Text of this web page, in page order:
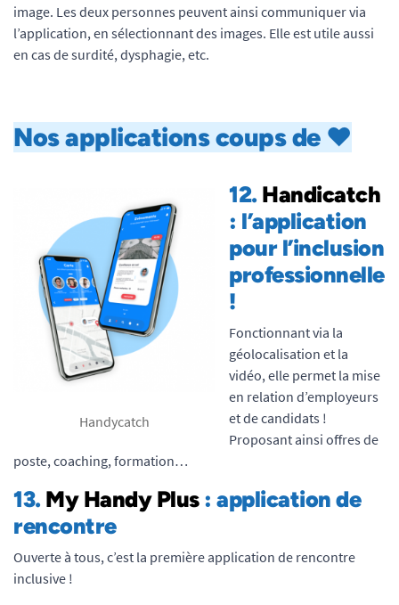
image. Les deux personnes peuvent ainsi communiquer via
l’application, en sélectionnant des images. Elle est utile aussi
en cas de surdité, dysphagie, etc.
Nos applications coups de ♥
Handycatch
12. Handicatch
: l’application
pour l’inclusion
professionnelle
!
Fonctionnant via la
géolocalisation et la
vidéo, elle permet la mise
en relation d’employeurs
et de candidats !
Proposant ainsi offres de
poste, coaching, formation…
13. My Handy Plus: application de
rencontre
Ouverte à tous, c’est la première application de rencontre
inclusive !